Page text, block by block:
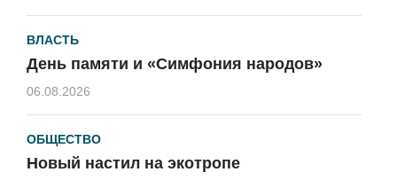
ВЛАСТЬ
День памяти и «Симфония народов»
06.08.2026
ОБЩЕСТВО
Новый настил на экотропе